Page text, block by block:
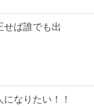
せば誰でも出
なりたい！！